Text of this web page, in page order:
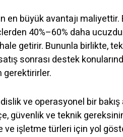
en büyük avantajı
40%–60% daha
getirir. Bununla birlikte,
sonrası destek
gerektirirler.
ve operasyonel bir
güvenlik ve teknik
ve işletme türleri için yol